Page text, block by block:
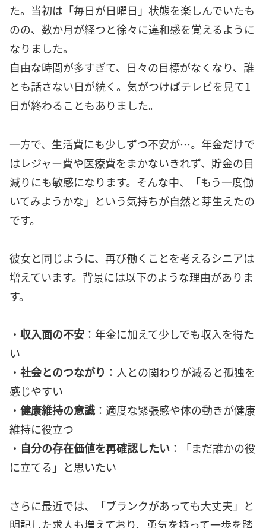
た。当初は「毎日が日曜日」状態を楽しんでいたも
のの、数か月が経つと徐々に違和感を覚えるように
なりました。
自由な時間が多すぎて、日々の目標がなくなり、誰
とも話さない日が続く。気がつけばテレビを見て1
日が終わることもありました。
一方で、生活費にも少しずつ不安が…。年金だけで
はレジャー費や医療費をまかないきれず、貯金の目
減りにも敏感になります。そんな中、「もう一度働
いてみようかな」という気持ちが自然と芽生えたの
です。
彼女と同じように、再び働くことを考えるシニアは
増えています。背景には以下のような理由がありま
す。
・ 収入面の不安 ：年金に加えて少しでも収入を得た
い
・ 社会とのつながり ：人との関わりが減ると孤独を
感じやすい
・ 健康維持の意識 ：適度な緊張感や体の動きが健康
維持に役立つ
・ 自分の存在価値を再確認したい ：「まだ誰かの役
に立てる」と思いたい
さらに最近では、「ブランクがあっても大丈夫」と
明記した求人も増えており、勇気を持って一歩を踏